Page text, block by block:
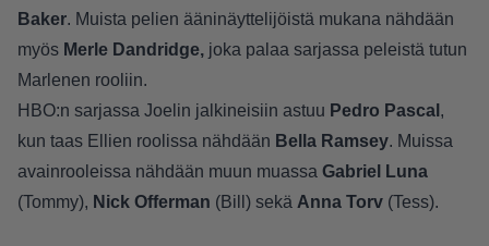
Baker. Muista pelien ääninäyttelijöistä mukana nähdään
myös Merle Dandridge, joka palaa sarjassa peleistä tutun
Marlenen rooliin.
HBO:n sarjassa Joelin jalkineisiin astuu Pedro Pascal ,
kun taas Ellien roolissa nähdään Bella Ramsey. Muissa
avainrooleissa nähdään muun muassa Gabriel Luna
(Tommy), Nick Offerman (Bill) sekä Anna Torv (Tess).